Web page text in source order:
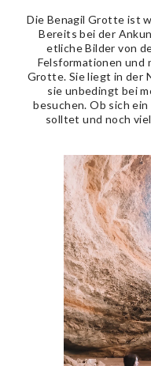
Die Benagil Grotte ist
Bereits bei der
etliche Bilder von
Felsformationen und
Grotte. Sie liegt in der
sie unbedingt bei
besuchen. Ob sich
solltet und noch